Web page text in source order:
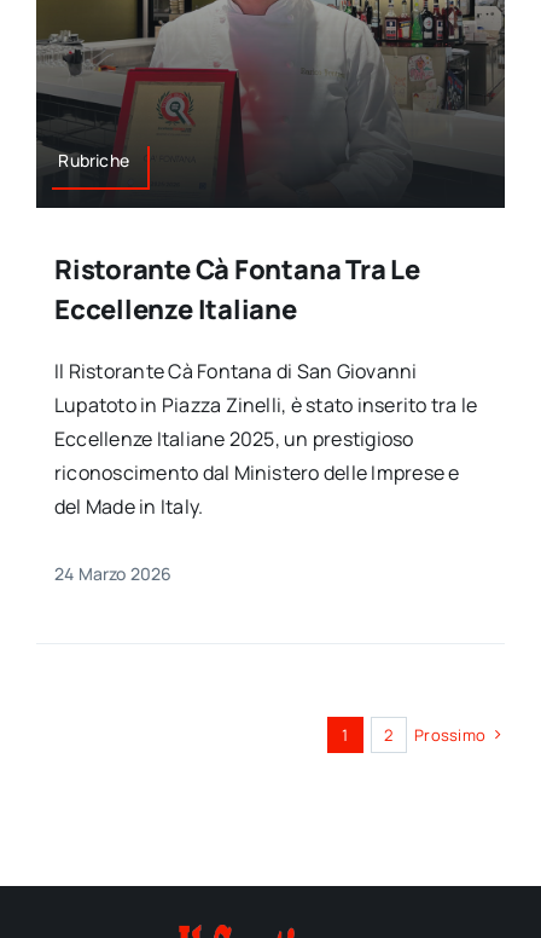
Rubriche
Ristorante Cà Fontana Tra Le
Eccellenze Italiane
Il Ristorante Cà Fontana di San Giovanni
Lupatoto in Piazza Zinelli, è stato inserito tra le
Eccellenze Italiane 2025, un prestigioso
riconoscimento dal Ministero delle Imprese e
del Made in Italy.
24 Marzo 2026
1 2 Prossimo